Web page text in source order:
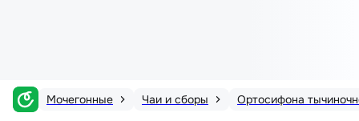
Мочегонные Чаи и сборы Ортосифона